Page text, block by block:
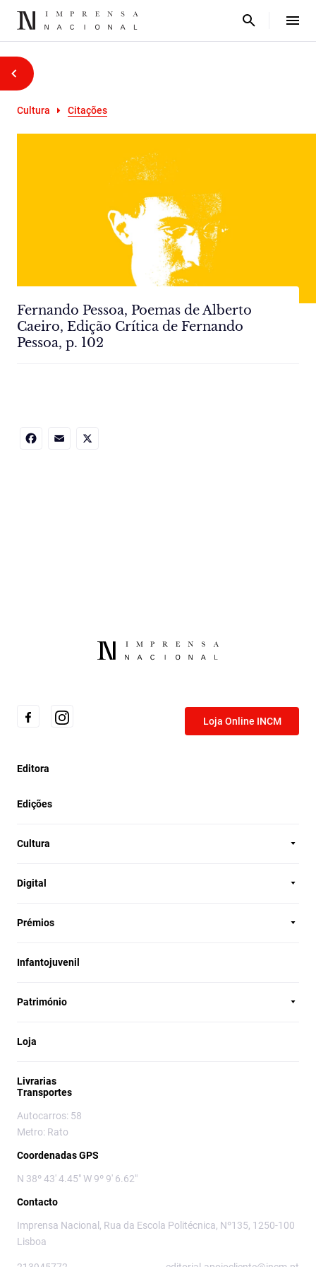
Cultura Citações
Fernando Pessoa, Poemas de Alberto
Caeiro, Edição Crítica de Fernando
Pessoa, p. 102
Loja Online INCM
Editora
Edições
Cultura
Digital
Prémios
Infantojuvenil
Património
Loja
Livrarias
Transportes
Autocarros: 58
Metro: Rato
Coordenadas GPS
N 38º 43' 4.45" W 9º 9' 6.62"
Contacto
Imprensa Nacional, Rua da Escola Politécnica, Nº135, 1250-100
Lisboa